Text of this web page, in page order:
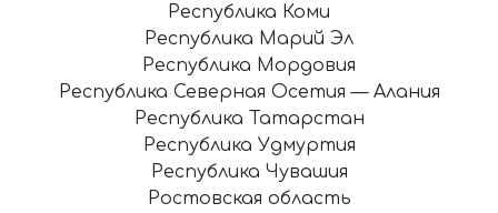
Республика Коми
Республика Марий Эл
Республика Мордовия
Республика Северная Осетия — Алания
Республика Татарстан
Республика Удмуртия
Республика Чувашия
Ростовская область